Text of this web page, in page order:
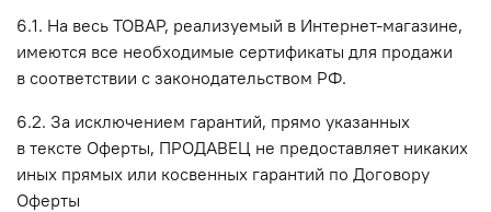
6.1. На весь ТОВАР, реализуемый в Интернет-магазине,
имеются все необходимые сертификаты для продажи
в соответствии с законодательством РФ.
6.2. За исключением гарантий, прямо указанных
в тексте Оферты, ПРОДАВЕЦ не предоставляет никаких
иных прямых или косвенных гарантий по Договору
Оферты